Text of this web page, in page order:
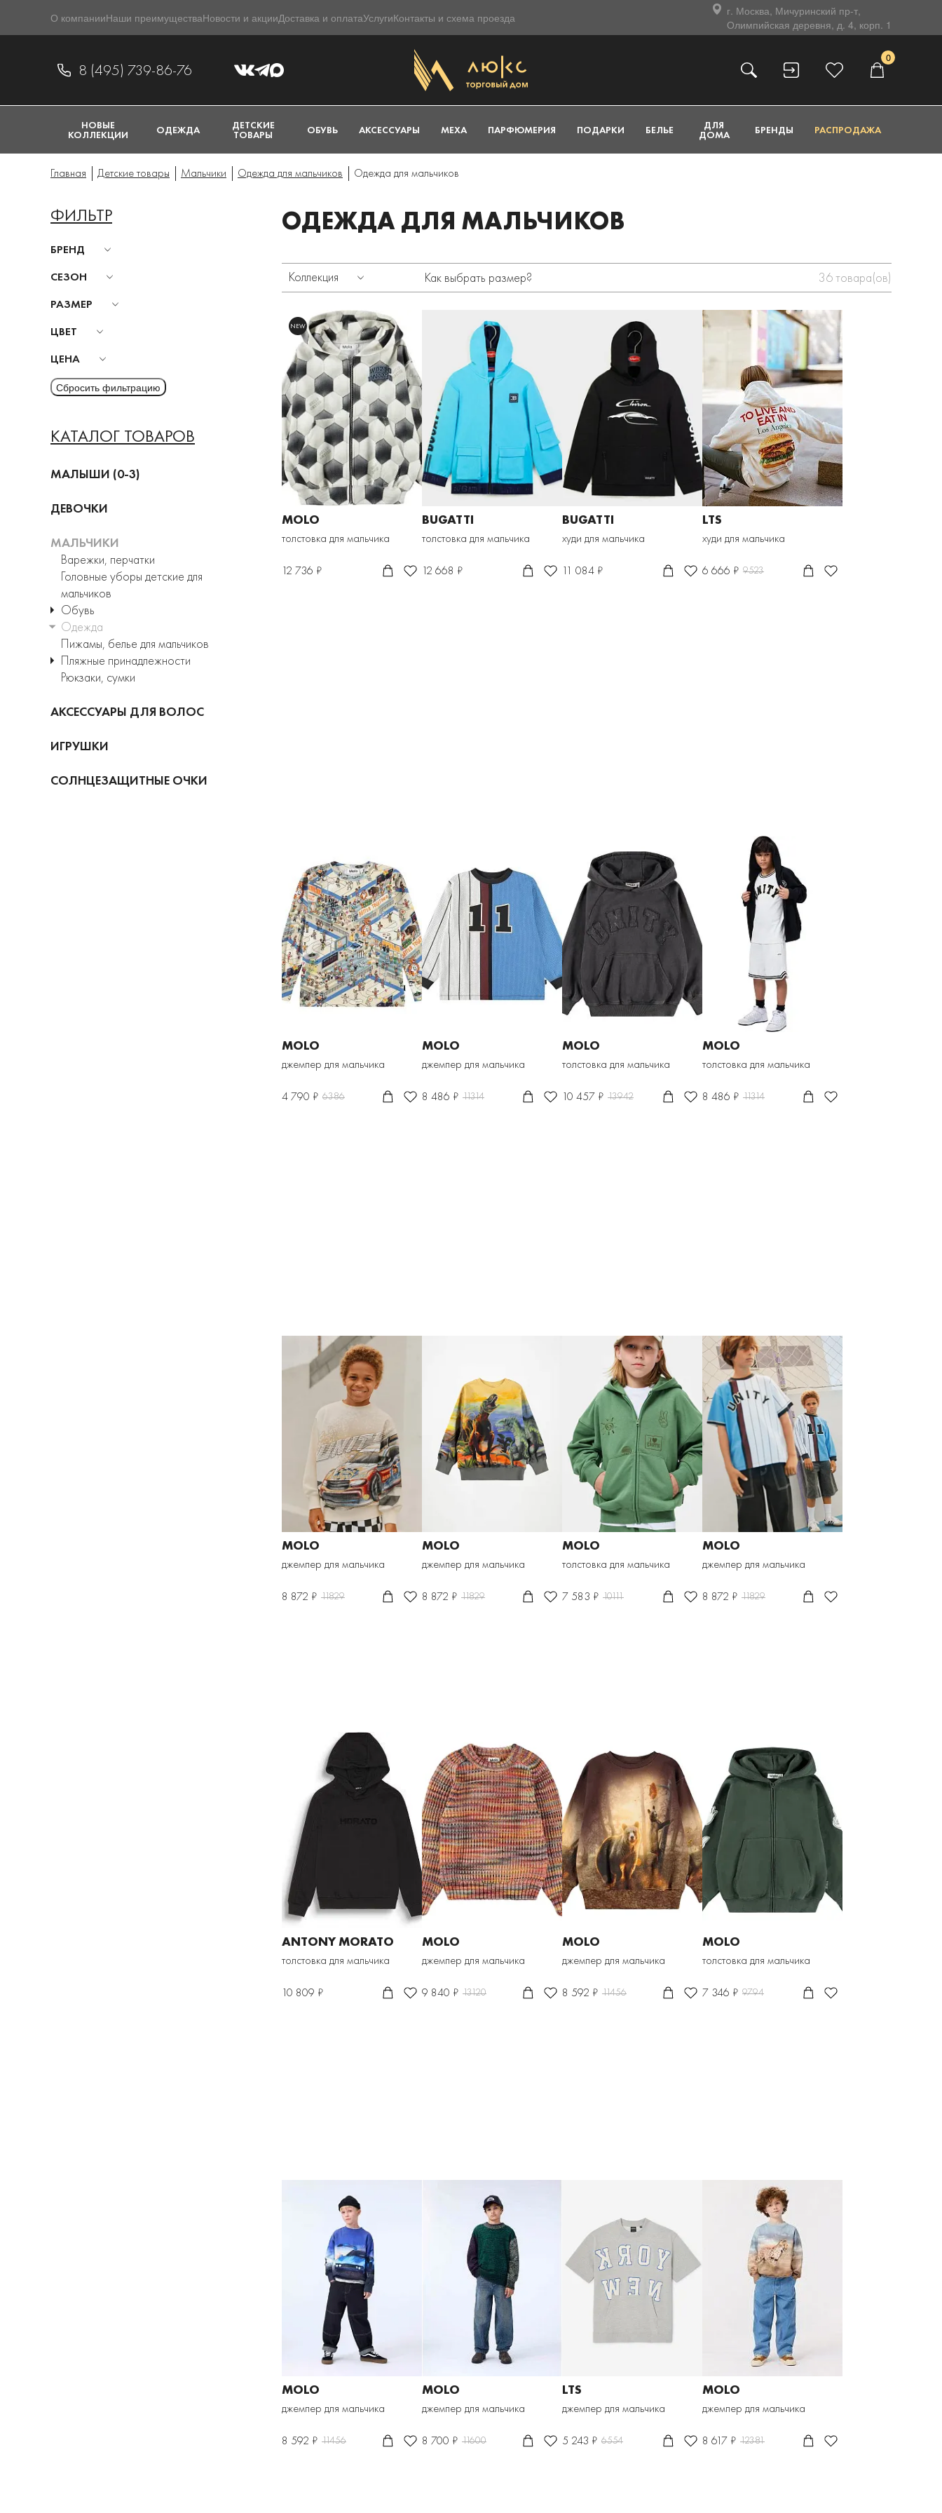
О компанииНаши преимуществаНовости и акцииДоставка и оплатаУслугиКонтакты и схема проезда
г. Москва, Мичуринский пр-т,
Олимпийская деревня, д. 4, корп. 1
8 (495) 739-86-76
0
НОВЫЕ
КОЛЛЕКЦИИ ОДЕЖДА ДЕТСКИЕ
ТОВАРЫ ОБУВЬ АКСЕССУАРЫ МЕХА ПАРФЮМЕРИЯ ПОДАРКИ БЕЛЬЕ ДЛЯ
ДОМА БРЕНДЫ РАСПРОДАЖА
Главная Детские товары Мальчики Одежда для мальчиков Одежда для мальчиков
ФИЛЬТР
БРЕНД
СЕЗОН
РАЗМЕР
ЦВЕТ
ЦЕНА
КАТАЛОГ ТОВАРОВ
МАЛЫШИ (0-3)
ДЕВОЧКИ
МАЛЬЧИКИ
Варежки, перчатки
Головные уборы детские для
мальчиков
Обувь
Одежда
Пижамы, белье для мальчиков
Пляжные принадлежности
Рюкзаки, сумки
АКСЕССУАРЫ ДЛЯ ВОЛОС
ИГРУШКИ
СОЛНЦЕЗАЩИТНЫЕ ОЧКИ
ОДЕЖДА ДЛЯ МАЛЬЧИКОВ
Коллекция Как выбрать размер? 36товара(ов)
NEW
MOLO
толстовка для мальчика
12 736 ₽
BUGATTI
толстовка для мальчика
12 668 ₽
BUGATTI
худи для мальчика
11 084 ₽
LTS
худи для мальчика
6 666 ₽ 9523
MOLO
джемпер для мальчика
4 790 ₽ 6386
MOLO
джемпер для мальчика
8 486 ₽ 11314
MOLO
толстовка для мальчика
10 457 ₽ 13942
MOLO
толстовка для мальчика
8 486 ₽ 11314
MOLO
джемпер для мальчика
8 872 ₽ 11829
MOLO
джемпер для мальчика
8 872 ₽ 11829
MOLO
толстовка для мальчика
7 583 ₽ 10111
MOLO
джемпер для мальчика
8 872 ₽ 11829
ANTONY MORATO
толстовка для мальчика
10 809 ₽
MOLO
джемпер для мальчика
9 840 ₽ 13120
MOLO
джемпер для мальчика
8 592 ₽ 11456
MOLO
толстовка для мальчика
7 346 ₽ 9794
MOLO
джемпер для мальчика
8 592 ₽ 11456
MOLO
джемпер для мальчика
8 700 ₽ 11600
LTS
джемпер для мальчика
5 243 ₽ 6554
MOLO
джемпер для мальчика
8 617 ₽ 12381